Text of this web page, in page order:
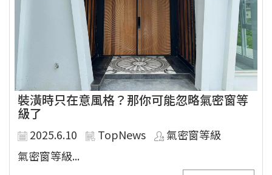
裝潢時只在意風格？那你可能忽略氣密窗等
級了
2025.6.10 TopNews
氣密窗等級
氣密窗等級...